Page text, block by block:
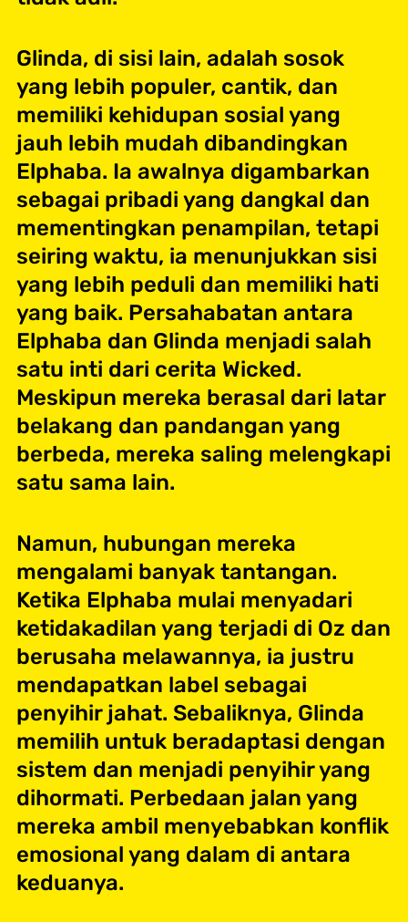
Glinda, di sisi lain, adalah sosok
yang lebih populer, cantik, dan
memiliki kehidupan sosial yang
jauh lebih mudah dibandingkan
Elphaba. Ia awalnya digambarkan
sebagai pribadi yang dangkal dan
mementingkan penampilan, tetapi
seiring waktu, ia menunjukkan sisi
yang lebih peduli dan memiliki hati
yang baik. Persahabatan antara
Elphaba dan Glinda menjadi salah
satu inti dari cerita Wicked.
Meskipun mereka berasal dari latar
belakang dan pandangan yang
berbeda, mereka saling melengkapi
satu sama lain.
Namun, hubungan mereka
mengalami banyak tantangan.
Ketika Elphaba mulai menyadari
ketidakadilan yang terjadi di Oz dan
berusaha melawannya, ia justru
mendapatkan label sebagai
penyihir jahat. Sebaliknya, Glinda
memilih untuk beradaptasi dengan
sistem dan menjadi penyihir yang
dihormati. Perbedaan jalan yang
mereka ambil menyebabkan konflik
emosional yang dalam di antara
keduanya.